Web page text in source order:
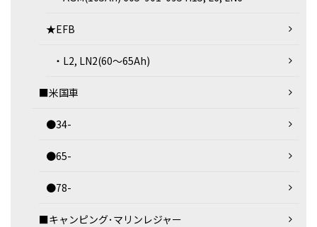
★EFB
・L2, LN2(60～65Ah)
■米国車
●34-
●65-
●78-
■キャンピング･マリンレジャー